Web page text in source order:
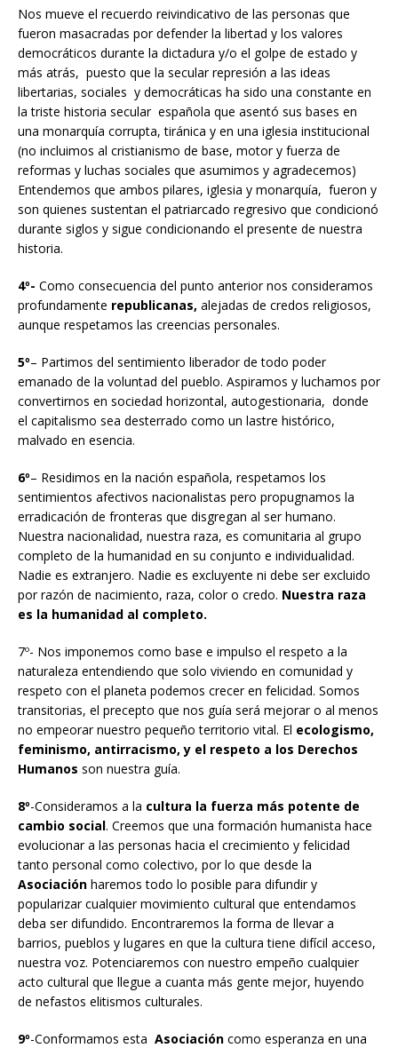
Nos mueve el recuerdo reivindicativo de las personas que
fueron masacradas por defender la libertad y los valores
democráticos durante la dictadura y/o el golpe de estado y
más atrás, puesto que la secular represión a las ideas
libertarias, sociales y democráticas ha sido una constante en
la triste historia secular española que asentó sus bases en
una monarquía corrupta, tiránica y en una iglesia institucional
(no incluimos al cristianismo de base, motor y fuerza de
reformas y luchas sociales que asumimos y agradecemos)
Entendemos que ambos pilares, iglesia y monarquía, fueron y
son quienes sustentan el patriarcado regresivo que condicionó
durante siglos y sigue condicionando el presente de nuestra
historia.
4º- Como consecuencia del punto anterior nos consideramos
profundamente republicanas, alejadas de credos religiosos,
aunque respetamos las creencias personales.
5º– Partimos del sentimiento liberador de todo poder
emanado de la voluntad del pueblo. Aspiramos y luchamos por
convertirnos en sociedad horizontal, autogestionaria, donde
el capitalismo sea desterrado como un lastre histórico,
malvado en esencia.
6º– Residimos en la nación española, respetamos los
sentimientos afectivos nacionalistas pero propugnamos la
erradicación de fronteras que disgregan al ser humano.
Nuestra nacionalidad, nuestra raza, es comunitaria al grupo
completo de la humanidad en su conjunto e individualidad.
Nadie es extranjero. Nadie es excluyente ni debe ser excluido
por razón de nacimiento, raza, color o credo. Nuestra raza
es la humanidad al completo.
7º- Nos imponemos como base e impulso el respeto a la
naturaleza entendiendo que solo viviendo en comunidad y
respeto con el planeta podemos crecer en felicidad. Somos
transitorias, el precepto que nos guía será mejorar o al menos
no empeorar nuestro pequeño territorio vital. El ecologismo,
feminismo, antirracismo, y el respeto a los Derechos
Humanos son nuestra guía.
8º-Consideramos a la cultura la fuerza más potente de
cambio social. Creemos que una formación humanista hace
evolucionar a las personas hacia el crecimiento y felicidad
tanto personal como colectivo, por lo que desde la
Asociación haremos todo lo posible para difundir y
popularizar cualquier movimiento cultural que entendamos
deba ser difundido. Encontraremos la forma de llevar a
barrios, pueblos y lugares en que la cultura tiene difícil acceso,
nuestra voz. Potenciaremos con nuestro empeño cualquier
acto cultural que llegue a cuanta más gente mejor, huyendo
de nefastos elitismos culturales.
9º-Conformamos esta Asociación como esperanza en una